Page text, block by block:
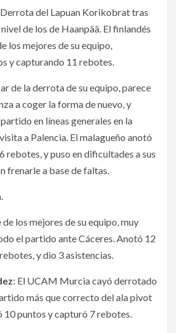
del Lapuan Korikobrat tras
de los de Haanpää. El finlandés
los mejores de su equipo,
y capturando 11 rebotes.
de la derrota de su equipo, parece
a coger la forma de nuevo, y
en líneas generales en la
a Palencia. El malagueño anotó
rebotes, y puso en dificultades a sus
frenarle a base de faltas.
de los mejores de su equipo, muy
el partido ante Cáceres. Anotó 12
y dio 3 asistencias.
: El UCAM Murcia cayó derrotado
más que correcto del ala pivot
10 puntos y capturó 7 rebotes.